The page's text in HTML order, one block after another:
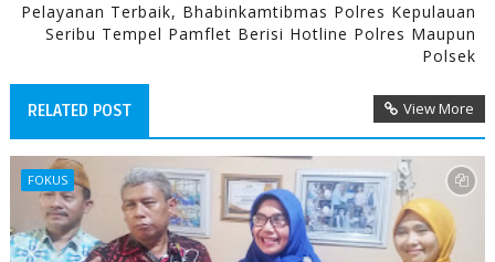
Pelayanan Terbaik, Bhabinkamtibmas Polres Kepulauan
Seribu Tempel Pamflet Berisi Hotline Polres Maupun
Polsek
RELATED POST View More
FOKUS